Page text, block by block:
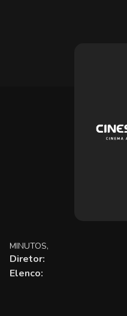
MINUTOS,
Diretor:
Elenco: